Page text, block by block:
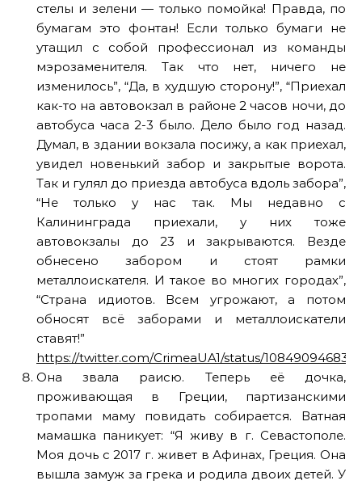
стелы и зелени — только помойка! Правда, по
бумагам это фонтан! Если только бумаги не
утащил с собой профессионал из команды
мэрозаменителя. Так что нет, ничего не
изменилось”, “Да, в худшую сторону!”, “Приехал
как-то на автовокзал в районе 2 часов ночи, до
автобуса часа 2-3 было. Дело было год назад.
Думал, в здании вокзала посижу, а как приехал,
увидел новенький забор и закрытые ворота.
Так и гулял до приезда автобуса вдоль забора”,
“Не только у нас так. Мы недавно с
Калининграда приехали, у них тоже
автовокзалы до 23 и закрываются. Везде
обнесено забором и стоят рамки
металлоискателя. И такое во многих городах”,
“Страна идиотов. Всем угрожают, а потом
обносят всё заборами и металлоискатели
ставят!”
https://twitter.com/CrimeaUA1/status/
Она звала раисю. Теперь её дочка,
проживающая в Греции, партизанскими
тропами маму повидать собирается. Ватная
мамашка паникует: “Я живу в г. Севастополе.
Моя дочь с 2017 г. живет в Афинах, Греция. Она
вышла замуж за грека и родила двоих детей. У